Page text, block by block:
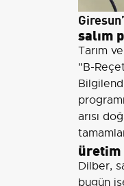
salım
Tarım
"B-
arısı
üretim
Dilber,
bugün